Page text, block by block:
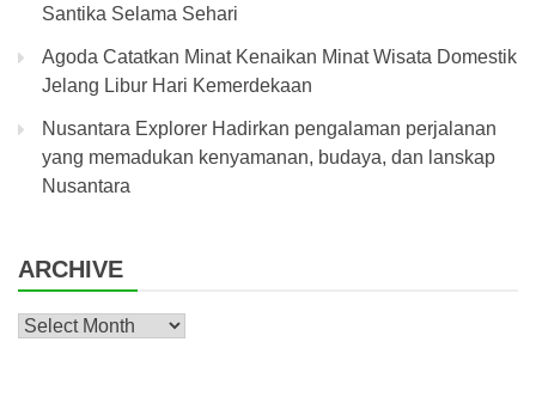
Santika Selama Sehari
Agoda Catatkan Minat Kenaikan Minat Wisata Domestik
Jelang Libur Hari Kemerdekaan
Nusantara Explorer Hadirkan pengalaman perjalanan
yang memadukan kenyamanan, budaya, dan lanskap
Nusantara
ARCHIVE
Archive